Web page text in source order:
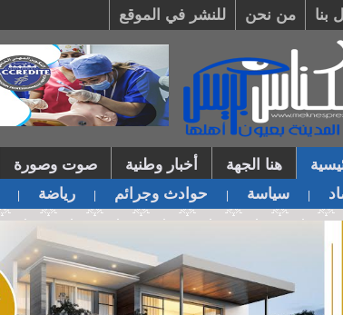
بنا من نحن للنشر في الموقع
سياسة حوادث وجرائم رياضة
هنا الجهة أخبار وطنية صوت وصورة